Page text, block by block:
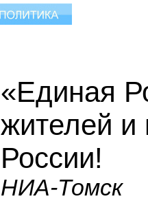
«Единая
жителей и
России!
НИА-Томск